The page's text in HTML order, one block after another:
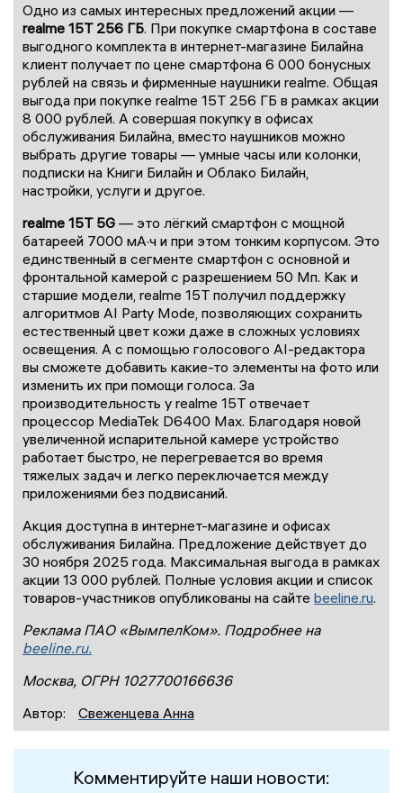
Одно из самых интересных предложений акции —
realme 15T 256 ГБ. При покупке смартфона в составе
выгодного комплекта в интернет-магазине Билайна
клиент получает по цене смартфона 6 000 бонусных
рублей на связь и фирменные наушники realme. Общая
выгода при покупке realme 15T 256 ГБ в рамках акции
8 000 рублей. А совершая покупку в офисах
обслуживания Билайна, вместо наушников можно
выбрать другие товары — умные часы или колонки,
подписки на Книги Билайн и Облако Билайн,
настройки, услуги и другое.
realme 15T 5G — это лёгкий смартфон с мощной
батареей 7000 мА·ч и при этом тонким корпусом. Это
единственный в сегменте смартфон с основной и
фронтальной камерой с разрешением 50 Мп. Как и
старшие модели, realme 15T получил поддержку
алгоритмов AI Party Mode, позволяющих сохранить
естественный цвет кожи даже в сложных условиях
освещения. А с помощью голосового AI-редактора
вы сможете добавить какие-то элементы на фото или
изменить их при помощи голоса. За
производительность у realme 15T отвечает
процессор MediaTek D6400 Max. Благодаря новой
увеличенной испарительной камере устройство
работает быстро, не перегревается во время
тяжелых задач и легко переключается между
приложениями без подвисаний.
Акция доступна в интернет-магазине и офисах
обслуживания Билайна. Предложение действует до
30 ноября 2025 года. Максимальная выгода в рамках
акции 13 000 рублей. Полные условия акции и список
товаров-участников опубликованы на сайте beeline.ru.
Реклама ПАО «ВымпелКом». Подробнее на
beeline.ru.
Москва, ОГРН 1027700166636
Автор:
Свеженцева Анна
Комментируйте наши новости: